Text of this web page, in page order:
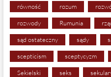
równość rozum
rozwody Rumunia
sąd ostateczny sądy
scepticism sceptycyzm
Sekielski seks